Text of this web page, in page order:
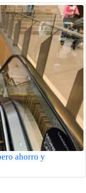
ahorro y